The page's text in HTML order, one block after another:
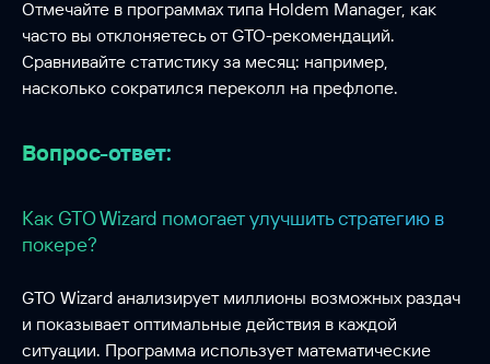
Отмечайте в программах типа Holdem Manager, как
часто вы отклоняетесь от GTO-рекомендаций.
Сравнивайте статистику за месяц: например,
насколько сократился переколл на префлопе.
Вопрос-ответ:
Как GTO Wizard помогает улучшить стратегию в
покере?
GTO Wizard анализирует миллионы возможных раздач
и показывает оптимальные действия в каждой
ситуации. Программа использует математические